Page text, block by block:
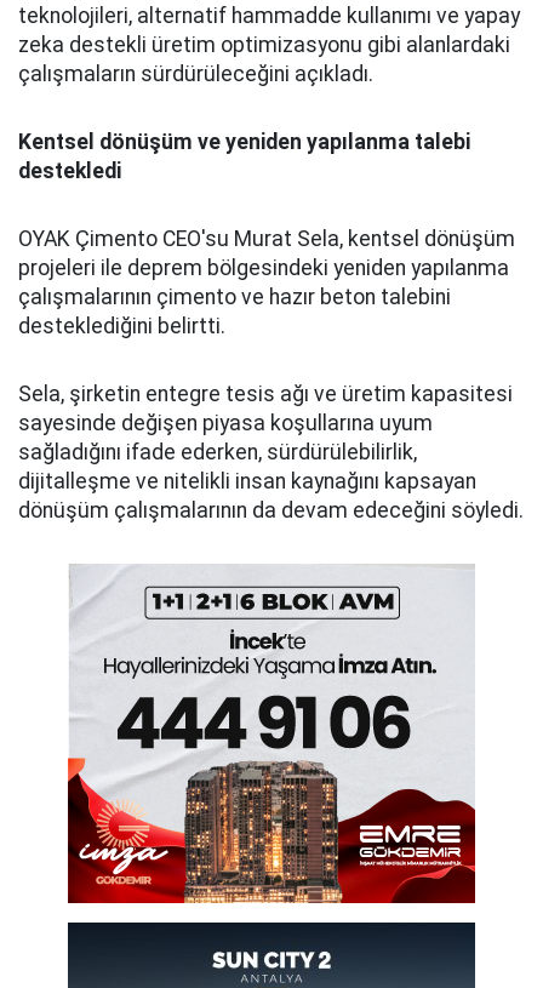
teknolojileri, alternatif hammadde kullanımı ve yapay
zeka destekli üretim optimizasyonu gibi alanlardaki
çalışmaların sürdürüleceğini açıkladı.
Kentsel dönüşüm ve yeniden yapılanma talebi
destekledi
OYAK Çimento CEO'su Murat Sela, kentsel dönüşüm
projeleri ile deprem bölgesindeki yeniden yapılanma
çalışmalarının çimento ve hazır beton talebini
desteklediğini belirtti.
Sela, şirketin entegre tesis ağı ve üretim kapasitesi
sayesinde değişen piyasa koşullarına uyum
sağladığını ifade ederken, sürdürülebilirlik,
dijitalleşme ve nitelikli insan kaynağını kapsayan
dönüşüm çalışmalarının da devam edeceğini söyledi.